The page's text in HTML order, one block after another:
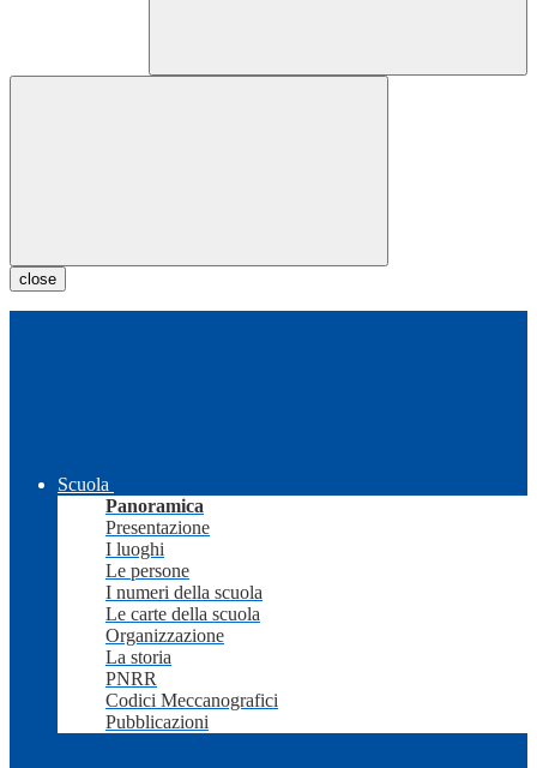
close
Scuola
Panoramica
Presentazione
I luoghi
Le persone
I numeri della scuola
Le carte della scuola
Organizzazione
La storia
PNRR
Codici Meccanografici
Pubblicazioni